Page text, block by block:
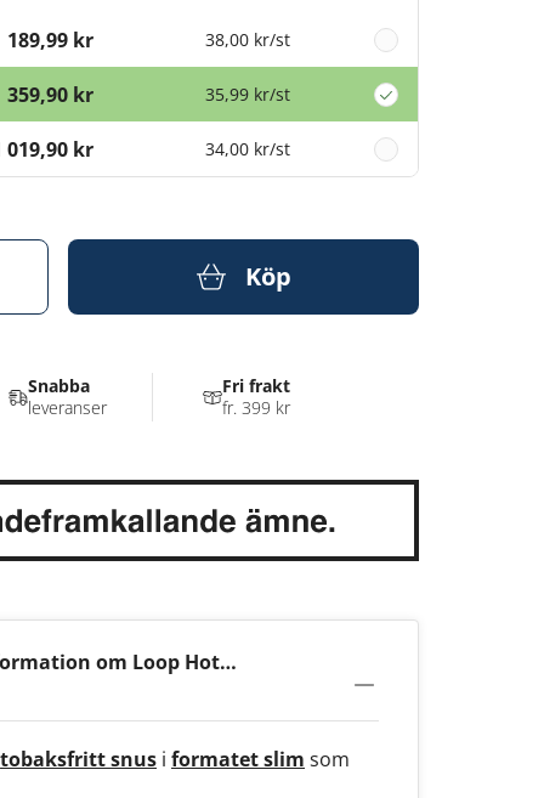
189,99 kr 38,00 kr/st
359,90 kr 35,99 kr/st
019,90 kr 34,00 kr/st
Köp
om Loop Hot
tobaksfritt snus i formatet slim som
Snabba
leveranser
Fri frakt
fr. 399 kr